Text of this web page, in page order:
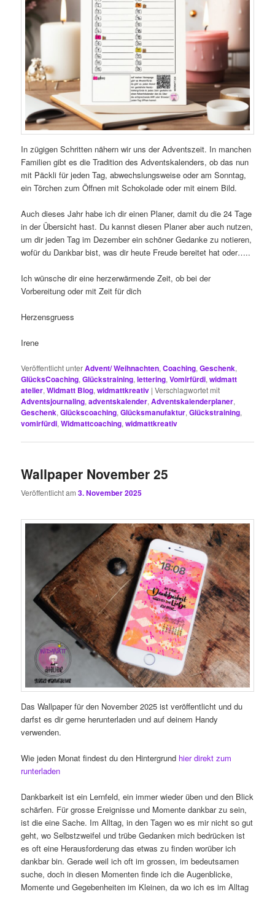
In zügigen Schritten nähern wir uns der Adventszeit. In manchen
Familien gibt es die Tradition des Adventskalenders, ob das nun
mit Päckli für jeden Tag, abwechslungsweise oder am Sonntag,
ein Törchen zum Öffnen mit Schokolade oder mit einem Bild.
Auch dieses Jahr habe ich dir einen Planer, damit du die 24 Tage
in der Übersicht hast. Du kannst diesen Planer aber auch nutzen,
um dir jeden Tag im Dezember ein schöner Gedanke zu notieren,
wofür du Dankbar bist, was dir heute Freude bereitet hat oder…..
Ich wünsche dir eine herzerwärmende Zeit, ob bei der
Vorbereitung oder mit Zeit für dich
Herzensgruess
Irene
Veröffentlicht unterAdvent/ Weihnachten,Coaching,Geschenk,
GlücksCoaching,Glückstraining,lettering,Vomirfürdi,widmatt
atelier,Widmatt Blog,widmattkreativ |Verschlagwortet mit
Adventsjournaling,adventskalender,Adventskalenderplaner,
Geschenk,Glückscoaching,Glücksmanufaktur,Glückstraining,
vomirfürdi,Widmattcoaching,widmattkreativ
Wallpaper November 25
Veröffentlicht am3. November 2025
Das Wallpaper für den November 2025 ist veröffentlicht und du
darfst es dir gerne herunterladen und auf deinem Handy
verwenden.
Wie jeden Monat findest du den Hintergrund hier direkt zum
runterladen
Dankbarkeit ist ein Lernfeld, ein immer wieder üben und den Blick
schärfen. Für grosse Ereignisse und Momente dankbar zu sein,
ist die eine Sache. Im Alltag, in den Tagen wo es mir nicht so gut
geht, wo Selbstzweifel und trübe Gedanken mich bedrücken ist
es oft eine Herausforderung das etwas zu finden worüber ich
dankbar bin. Gerade weil ich oft im grossen, im bedeutsamen
suche, doch in diesen Momenten finde ich die Augenblicke,
Momente und Gegebenheiten im Kleinen, da wo ich es im Alltag